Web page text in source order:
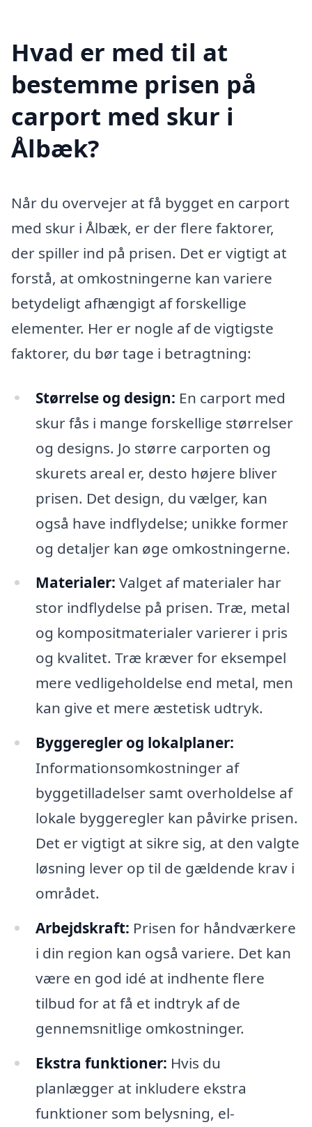
Hvad er med til at
bestemme prisen på
carport med skur i
Ålbæk?
Når du overvejer at få bygget en carport
med skur i Ålbæk, er der flere faktorer,
der spiller ind på prisen. Det er vigtigt at
forstå, at omkostningerne kan variere
betydeligt afhængigt af forskellige
elementer. Her er nogle af de vigtigste
faktorer, du bør tage i betragtning:
Størrelse og design: En carport med
skur fås i mange forskellige størrelser
og designs. Jo større carporten og
skurets areal er, desto højere bliver
prisen. Det design, du vælger, kan
også have indflydelse; unikke former
og detaljer kan øge omkostningerne.
Materialer: Valget af materialer har
stor indflydelse på prisen. Træ, metal
og kompositmaterialer varierer i pris
og kvalitet. Træ kræver for eksempel
mere vedligeholdelse end metal, men
kan give et mere æstetisk udtryk.
Byggeregler og lokalplaner:
Informationsomkostninger af
byggetilladelser samt overholdelse af
lokale byggeregler kan påvirke prisen.
Det er vigtigt at sikre sig, at den valgte
løsning lever op til de gældende krav i
området.
Arbejdskraft: Prisen for håndværkere
i din region kan også variere. Det kan
være en god idé at indhente flere
tilbud for at få et indtryk af de
gennemsnitlige omkostninger.
Ekstra funktioner: Hvis du
planlægger at inkludere ekstra
funktioner som belysning, el-